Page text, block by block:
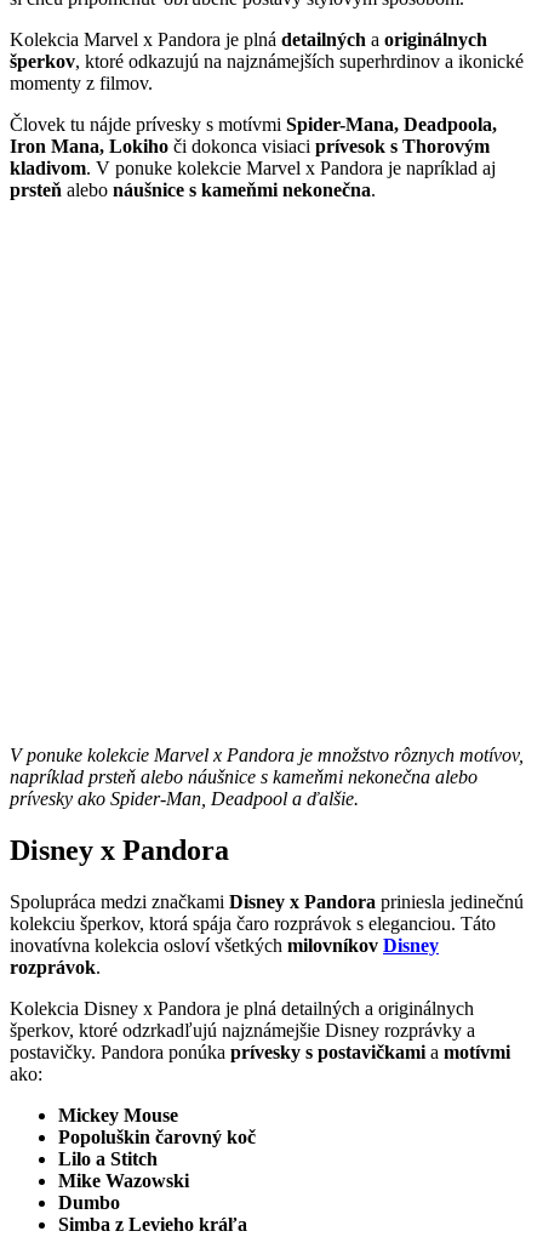
Kolekcia Marvel x Pandora je plná detailných a originálnych
šperkov, ktoré odkazujú na najznámejších superhrdinov a ikonické
momenty z filmov.
Človek tu nájde prívesky s motívmi Spider-Mana, Deadpoola,
Iron Mana, Lokiho či dokonca visiaci prívesok s Thorovým
kladivom. V ponuke kolekcie Marvel x Pandora je napríklad aj
prsteň alebo náušnice s kameňmi nekonečna.
V ponuke kolekcie Marvel x Pandora je množstvo rôznych motívov,
napríklad prsteň alebo náušnice s kameňmi nekonečna alebo
prívesky ako Spider-Man, Deadpool a ďalšie.
Disney x Pandora
Spolupráca medzi značkami Disney x Pandora priniesla jedinečnú
kolekciu šperkov, ktorá spája čaro rozprávok s eleganciou. Táto
inovatívna kolekcia osloví všetkých milovníkov Disney
rozprávok.
Kolekcia Disney x Pandora je plná detailných a originálnych
šperkov, ktoré odzrkadľujú najznámejšie Disney rozprávky a
postavičky. Pandora ponúka prívesky s postavičkami a motívmi
ako:
Mickey Mouse
Popoluškin čarovný koč
Lilo a Stitch
Mike Wazowski
Dumbo
Simba z Levieho kráľa